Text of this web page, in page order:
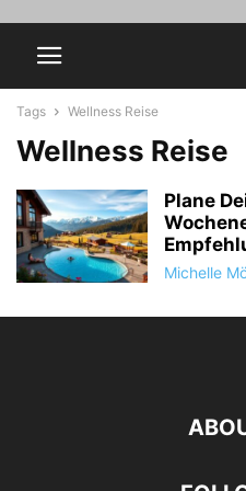
Tags Wellness Reise
Wellness Reise
Plane
Michelle